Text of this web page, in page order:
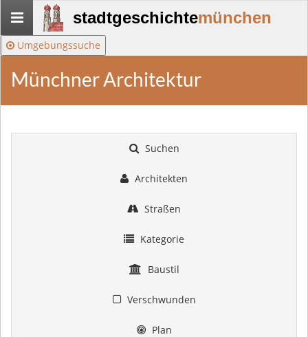
Stadtgeschichte-
München
stadtgeschichtemünchen
Umgebungssuche
Münchner Architektur
Suchen
Architekten
Straßen
Kategorie
Baustil
Verschwunden
Plan